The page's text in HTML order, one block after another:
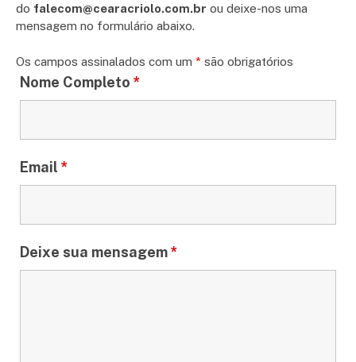
do falecom@cearacriolo.com.br ou deixe-nos uma
mensagem no formulário abaixo.
Os campos assinalados com um * são obrigatórios
Nome Completo *
Email *
Deixe sua mensagem*